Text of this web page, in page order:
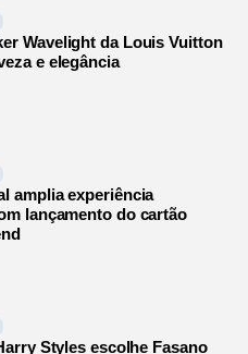
Wavelight da Louis Vuitton
e elegância
amplia experiência
lançamento do cartão
Styles escolhe Fasano